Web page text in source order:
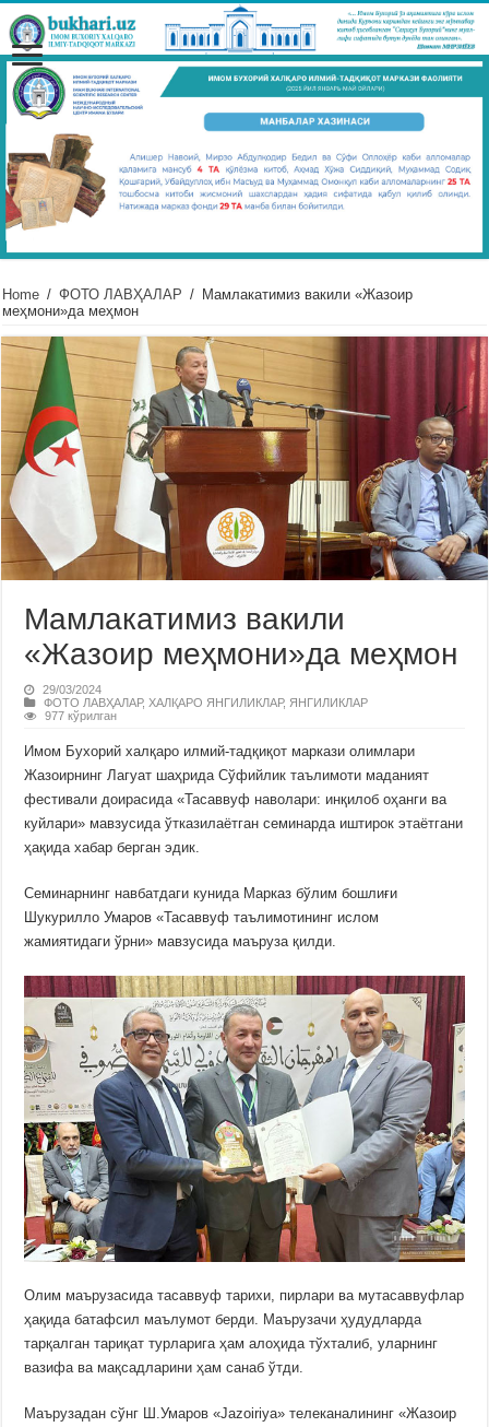
Home / ФОТО ЛАВҲАЛАР / Мамлакатимиз вакили «Жазоир
меҳмони»да меҳмон
Мамлакатимиз вакили
«Жазоир меҳмони»да меҳмон
29/03/2024
ФОТО ЛАВҲАЛАР,ХАЛҚАРО ЯНГИЛИКЛАР, ЯНГИЛИКЛАР
977 кўрилган
Имом Бухорий халқаро илмий-тадқиқот маркази олимлари
Жазоирнинг Лагуат шаҳрида Сўфийлик таълимоти маданият
фестивали доирасида «Тасаввуф наволари: инқилоб оҳанги ва
куйлари» мавзусида ўтказилаётган семинарда иштирок этаётгани
ҳақида хабар берган эдик.
Семинарнинг навбатдаги кунида Марказ бўлим бошлиғи
Шукурилло Умаров «Тасаввуф таълимотининг ислом
жамиятидаги ўрни» мавзусида маъруза қилди.
Олим маърузасида тасаввуф тарихи, пирлари ва мутасаввуфлар
ҳақида батафсил маълумот берди. Маърузачи ҳудудларда
тарқалган тариқат турларига ҳам алоҳида тўхталиб, уларнинг
вазифа ва мақсадларини ҳам санаб ўтди.
Маърузадан сўнг Ш.Умаров «Jazoiriya» телеканалининг «Жазоир